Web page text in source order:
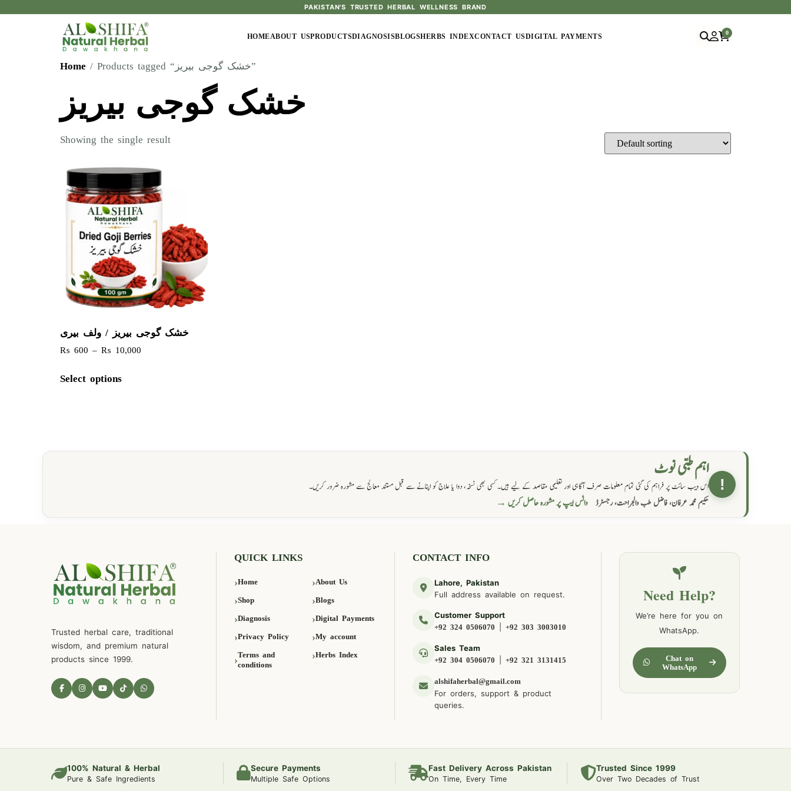
PAKISTAN'S TRUSTED HERBAL WELLNESS BRAND
HOMEABOUT USPRODUCTSDIAGNOSISBLOGSHERBS INDEXCONTACT USDIGITAL PAYMENTS
0
Home / Products tagged “خشک گوجی بیریز”
خشک گوجی بیریز
Showing the single result
خشک گوجی بیریز / ولف بیری
₨ 600 – ₨ 10,000
Select options
!
اہم طبی نوٹ
اس ویب سائٹ پر فراہم کی گئی تمام معلومات صرف آگاہی اور تعلیمی مقاصد کے لیے ہیں۔ کسی بھی نسخہ، دوا یا علاج کو اپنانے سے قبل مستند معالج سے مشورہ ضرور کریں۔
حکیم محمد عرفان، فاضل طب والجراحت، رجسٹرڈ واٹس ایپ پر مشورہ حاصل کریں →
Trusted herbal care, traditional
wisdom, and premium natural
products since 1999.
QUICK LINKS
Home About Us
Shop Blogs
Diagnosis Digital Payments
Privacy Policy My account
Terms and
conditions
Herbs Index
CONTACT INFO
Lahore, Pakistan
Full address available on request.
Customer Support
+92 324 0506070 |+92 303 3003010
Sales Team
+92 304 0506070 |+92 321 3131415
alshifaherbal@gmail.com
For orders, support & product
queries.
Need Help?
We’re here for you on
WhatsApp.
Chat on
WhatsApp
100% Natural & Herbal
Pure & Safe Ingredients
Secure Payments
Multiple Safe Options
Fast Delivery Across Pakistan
On Time, Every Time
Trusted Since 1999
Over Two Decades of Trust